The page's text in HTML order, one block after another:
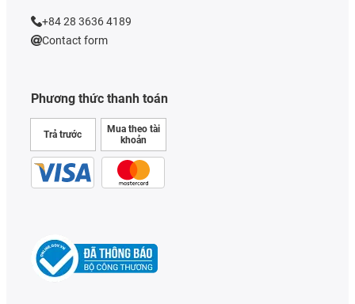
Phương thức thanh toán
Trả trước
Mua theo tài
khoản
+84 28 3636 4189
Contact form